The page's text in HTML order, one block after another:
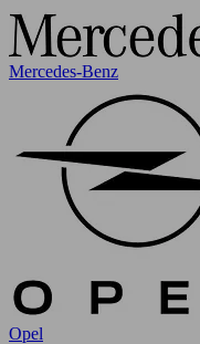
Mercedes-Benz
Opel